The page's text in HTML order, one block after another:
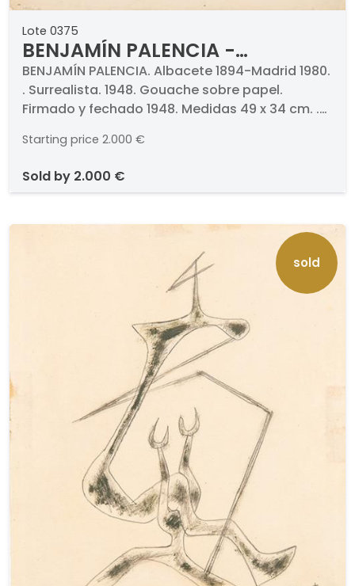
Lote 0375
BENJAMÍN PALENCIA -
Surrealista
BENJAMÍN PALENCIA. Albacete 1894-Madrid 1980.
. Surrealista. 1948. Gouache sobre papel.
Firmado y fechado 1948. Medidas 49 x 34 cm. .
Starting price 2.000 €
sold by 2.000 €
sold